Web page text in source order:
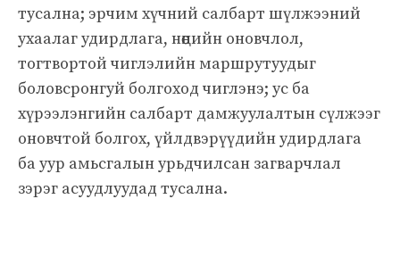
тусална; эрчим хүчний салбарт шүлжээний
ухаалаг удирдлага, нөөцийн оновчлол,
тогтвортой чиглэлийн маршрутуудыг
боловсронгуй болгоход чиглэнэ; ус ба
хүрээлэнгийн салбарт дамжуулалтын сүлжээг
оновчтой болгох, үйлдвэрүүдийн удирдлага
ба уур амьсгалын урьдчилсан загварчлал
зэрэг асуудлуудад тусална.